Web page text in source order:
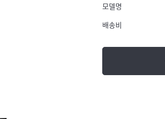
모델명
배송비